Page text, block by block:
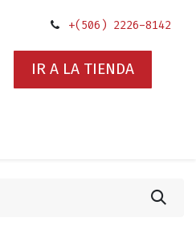
+(506) 2226-8142
IR A LA TIENDA